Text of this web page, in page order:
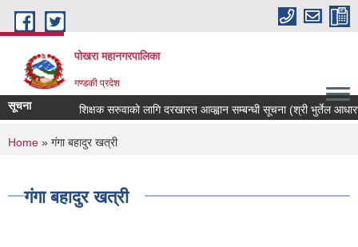
Skip to main content
पोखरा महानगरपालिका
गण्डकी प्रदेश
सूचना शिक्षक सरुवाको लागि दरखास्त आव्ह्वान सम्बन्धी सूचना (श्री भुर्तेल आधारभुत
You are here
Home » गंगा बहादुर खत्री
गंगा बहादुर खत्री